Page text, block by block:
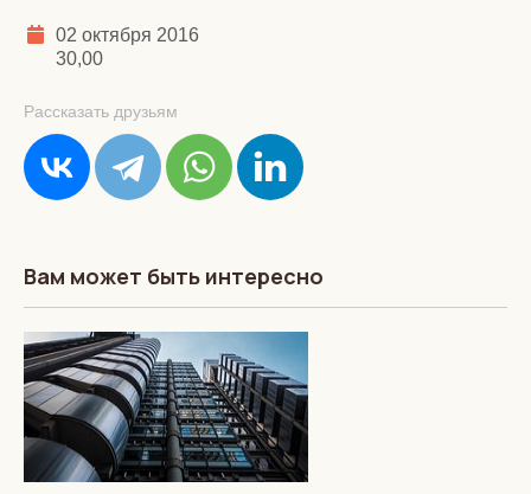
02 октября 2016
30,00
Рассказать друзьям
Вам может быть интересно